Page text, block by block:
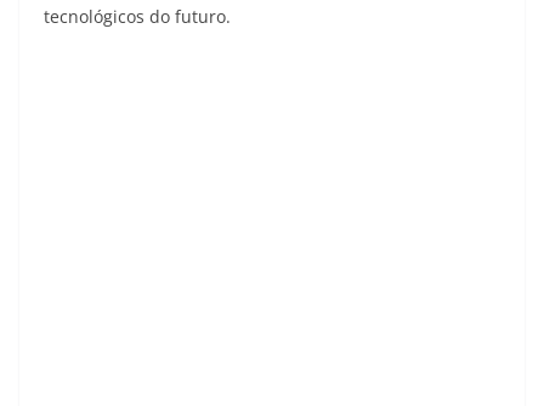
tecnológicos do futuro.